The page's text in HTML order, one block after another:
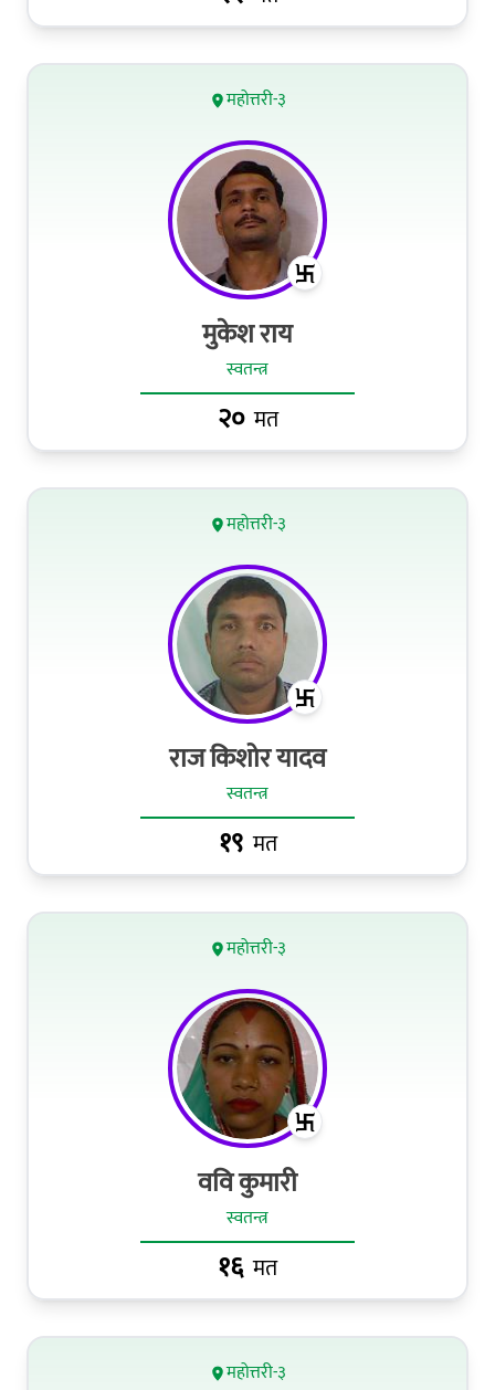
महोत्तरी-३
मुकेश राय
स्वतन्त्र
२० मत
महोत्तरी-३
राज किशोर यादव
स्वतन्त्र
१९ मत
महोत्तरी-३
ववि कुमारी
स्वतन्त्र
१६ मत
महोत्तरी-३